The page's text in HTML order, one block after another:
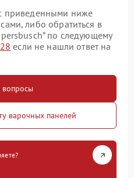
приведенными ниже
либо обратиться в
по следующему
если не нашли ответ на
варочных панелей